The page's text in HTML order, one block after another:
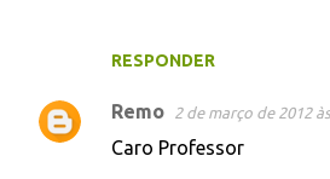
RESPONDER
Remo 2 de março de 2012
Caro Professor